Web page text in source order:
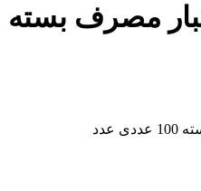
مصرف بسته
عدد